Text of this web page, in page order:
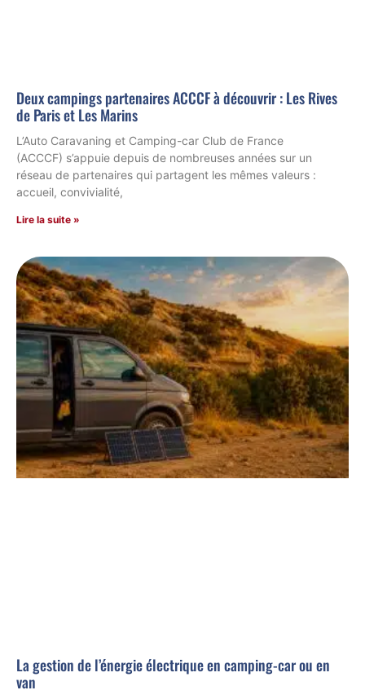
Deux campings partenaires ACCCF à découvrir : Les Rives
de Paris et Les Marins
L’Auto Caravaning et Camping-car Club de France
(ACCCF) s’appuie depuis de nombreuses années sur un
réseau de partenaires qui partagent les mêmes valeurs :
accueil, convivialité,
Lire la suite »
La gestion de l’énergie électrique en camping-car ou en
van